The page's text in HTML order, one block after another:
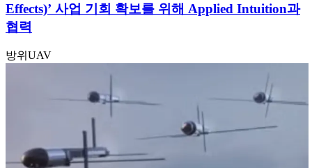
Effects)’ 사업 기회 확보를 위해 Applied Intuition과
협력
방위 UAV